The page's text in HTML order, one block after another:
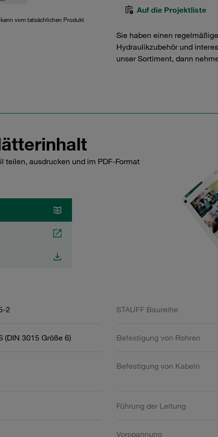
vom tatsächlichen Produkt
Auf die Projektliste
Sie haben einen
Hydraulikzubehör und
unser Sortiment, dann
teilen, ausdrucken und im PDF-Format
2 STAUFF Baureihe
(DIN 3015 Größe 6) Befestigung von Rohren
Befestigung von Kabeln
Führung der Leitung
Vorspannung